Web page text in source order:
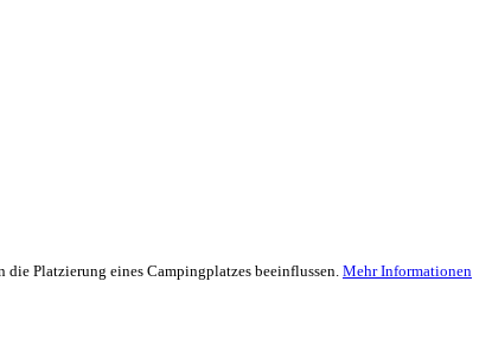
die Platzierung eines Campingplatzes beeinflussen.Mehr Informationen